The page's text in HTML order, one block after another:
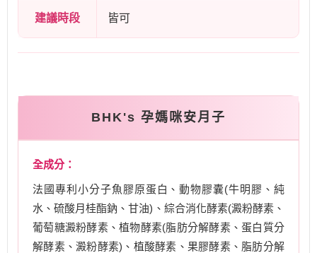
建議時段 皆可
BHK's 孕媽咪安月子
全成分：
法國專利小分子魚膠原蛋白、動物膠囊(牛明膠、純
水、硫酸月桂酯鈉、甘油)、綜合消化酵素(澱粉酵素、
葡萄糖澱粉酵素、植物酵素(脂肪分解酵素、蛋白質分
解酵素、澱粉酵素)、植酸酵素、果膠酵素、脂肪分解